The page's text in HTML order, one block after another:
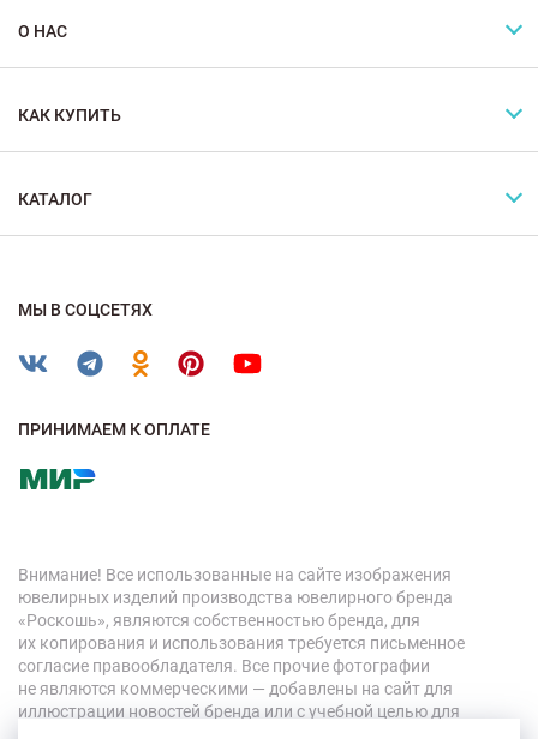
О НАС
КАК КУПИТЬ
КАТАЛОГ
МЫ В СОЦСЕТЯХ
ПРИНИМАЕМ К ОПЛАТЕ
Внимание! Все использованные на сайте изображения
ювелирных изделий производства ювелирного бренда
«Роскошь», являются собственностью бренда, для
их копирования и использования требуется письменное
согласие правообладателя. Все прочие фотографии
не являются коммерческими — добавлены на сайт для
иллюстрации новостей бренда или с учебной целью для